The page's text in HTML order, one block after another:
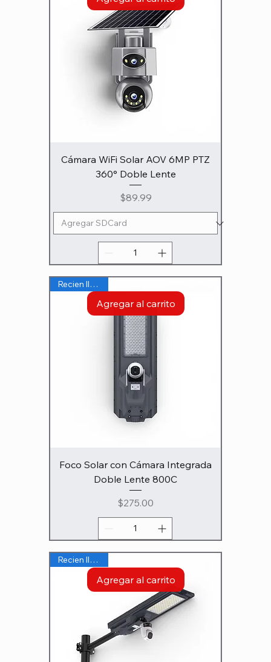
Cámara WiFi Solar AOV 6MP PTZ
360° Doble Lente
Precio
$89.99
Agregar al carrito
Recien llegado
Foco Solar con Cámara Integrada
Doble Lente 800C
Precio
$275.00
Agregar al carrito
Recien llegado